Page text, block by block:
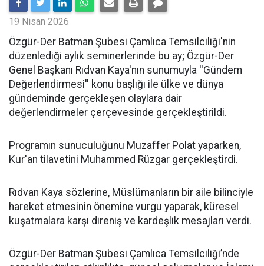
19 Nisan 2026
​Özgür-Der Batman Şubesi Çamlıca Temsilciliği'nin
düzenlediği aylık seminerlerinde bu ay; Özgür-Der
Genel Başkanı Rıdvan Kaya'nın sunumuyla ''Gündem
Değerlendirmesi'' konu başlığı ile ülke ve dünya
gündeminde gerçekleşen olaylara dair
değerlendirmeler çerçevesinde gerçekleştirildi.
Programın sunuculuğunu Muzaffer Polat yaparken,
Kur'an tilavetini Muhammed Rüzgar gerçekleştirdi.
Rıdvan Kaya sözlerine, Müslümanların bir aile bilinciyle
hareket etmesinin önemine vurgu yaparak, küresel
kuşatmalara karşı direniş ve kardeşlik mesajları verdi.
Özgür-Der Batman Şubesi Çamlıca Temsilciliği’nde